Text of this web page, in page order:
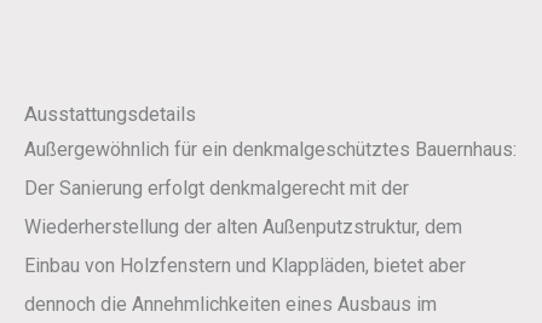
Ausstattungsdetails
Außergewöhnlich für ein denkmalgeschütztes Bauernhaus:
Der Sanierung erfolgt denkmalgerecht mit der
Wiederherstellung der alten Außenputzstruktur, dem
Einbau von Holzfenstern und Klappläden, bietet aber
dennoch die Annehmlichkeiten eines Ausbaus im